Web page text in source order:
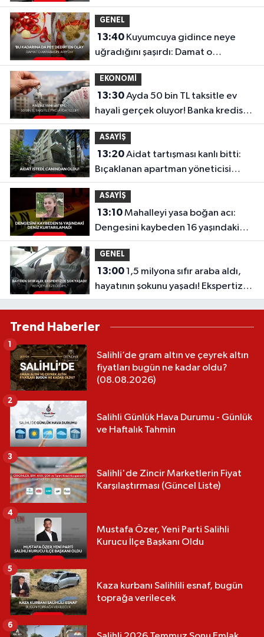
ilerleyen o sinsi tehlike...
GENEL
13:40Kuyumcuya gidince neye
uğradığını şaşırdı: Damat o
akrabasını arıyor!
EKONOMİ
13:30Ayda 50 bin TL taksitle ev
hayali gerçek oluyor! Banka kredisiz,
faizsiz yeni sistem...
ASAYİŞ
13:20Aidat tartışması kanlı bitti:
Bıçaklanan apartman yöneticisi
hayatını kaybetti!
ASAYİŞ
13:10Mahalleyi yasa boğan acı:
Dengesini kaybeden 16 yaşındaki
Deniz kurtarılamadı
GENEL
13:001,5 milyona sıfır araba aldı,
hayatının şokunu yaşadı! Ekspertize
götürünce gerçek ortaya çıktı
Trend Haberler
Salihli’de gram altın ve çeyrek altın
fiyatları bugün ne kadar oldu?
(08.08.2026)
1
Salihli Günlük Hava Durumu - Günlük
ve Haftalık Tahmin
2
Salihli'de Zincir Marketlerin Fiyat
Karşılaştırması (Güncel Liste)
3
Mustafa Özer, Yeni Parti Salihli
Kurucu İlçe Başkanı Oldu
4
Kaza kurbanı Salihlili esnaf, bugün
toprağa verilecek
5
6